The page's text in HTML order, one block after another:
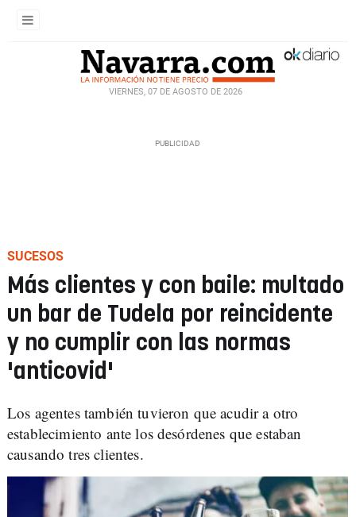
VIERNES, 07 DE AGOSTO DE 2026
SUCESOS
Más clientes y con baile: multado
un bar de Tudela por reincidente
y no cumplir con las normas
'anticovid'
Los agentes también tuvieron que acudir a otro
establecimiento ante los desórdenes que estaban
causando tres clientes.